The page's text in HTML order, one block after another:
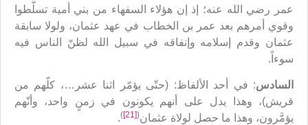
عمر رضي الله عنه؛ إذ إن هؤلاء السفهاء من بني أمية تسلَّطوا
وقوي أمرهم بعد عمر بن الخطاب في عهد عثمان، ولولا سابقة
عثمان وقدم إسلامه وإنفاقه في سبيل الله لظنّ الناس فيه
سوءاً.
السادس: في أحد الألفاظ: (حتّى يؤمّر اثنا عشر…، كلّهم من
قريش)، وهذا يدل على أنهم يكونون في زمنٍ واحد، وأنّهم
يؤمَّرون، وهذا ما حصل لولاة عثمان(
[21]
)
.